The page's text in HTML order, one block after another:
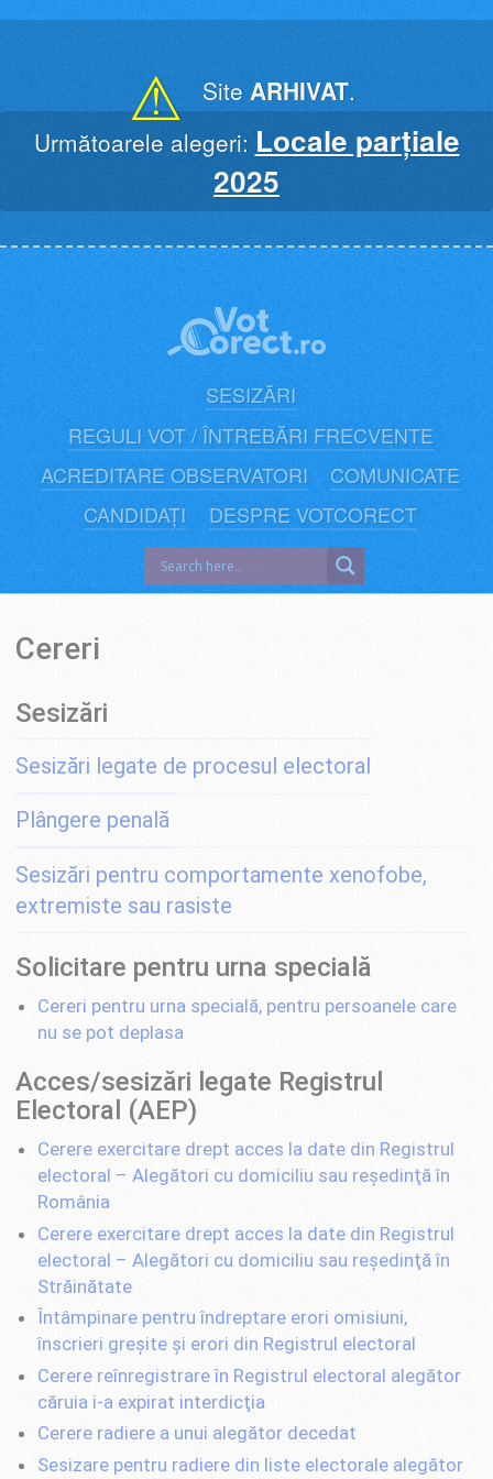
⚠ Site ARHIVAT.
Următoarele alegeri: Locale parțiale
2025
SESIZĂRI
REGULI VOT / ÎNTREBĂRI FRECVENTE
ACREDITARE OBSERVATORI
COMUNICATE
CANDIDAȚI
DESPRE VOTCORECT
Cereri
Sesizări
Sesizări legate de procesul electoral
Plângere penală
Sesizări pentru comportamente xenofobe,
extremiste sau rasiste
Solicitare pentru urna specială
Cereri pentru urna specială, pentru persoanele care
nu se pot deplasa
Acces/sesizări legate Registrul
Electoral (AEP)
Cerere exercitare drept acces la date din Registrul
electoral – Alegători cu domiciliu sau reşedinţă în
România
Cerere exercitare drept acces la date din Registrul
electoral – Alegători cu domiciliu sau reşedinţă în
Străinătate
Întâmpinare pentru îndreptare erori omisiuni,
înscrieri greşite şi erori din Registrul electoral
Cerere reînregistrare în Registrul electoral alegător
căruia i-a expirat interdicţia
Cerere radiere a unui alegător decedat
Sesizare pentru radiere din liste electorale alegător